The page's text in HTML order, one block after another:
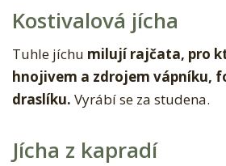
Kostivalová jícha
Tuhle jíchu milují rajčata, pro
hnojivem a zdrojem vápníku,
draslíku. Vyrábí se za studena.
Jícha z kapradí